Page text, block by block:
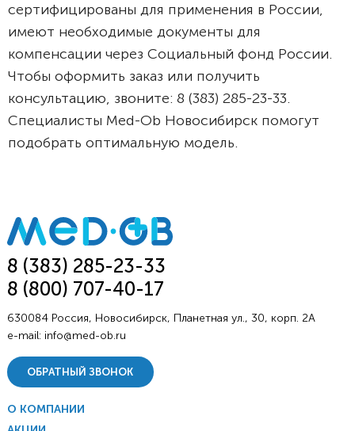
сертифицированы для применения в России,
имеют необходимые документы для
компенсации через Социальный фонд России.
Чтобы оформить заказ или получить
консультацию, звоните: 8 (383) 285-23-33.
Специалисты Med-Ob Новосибирск помогут
подобрать оптимальную модель.
8 (383) 285-23-33
8 (800) 707-40-17
630084 Россия, Новосибирск, Планетная ул., 30, корп. 2А
e-mail: info@med-ob.ru
ОБРАТНЫЙ ЗВОНОК
О КОМПАНИИ